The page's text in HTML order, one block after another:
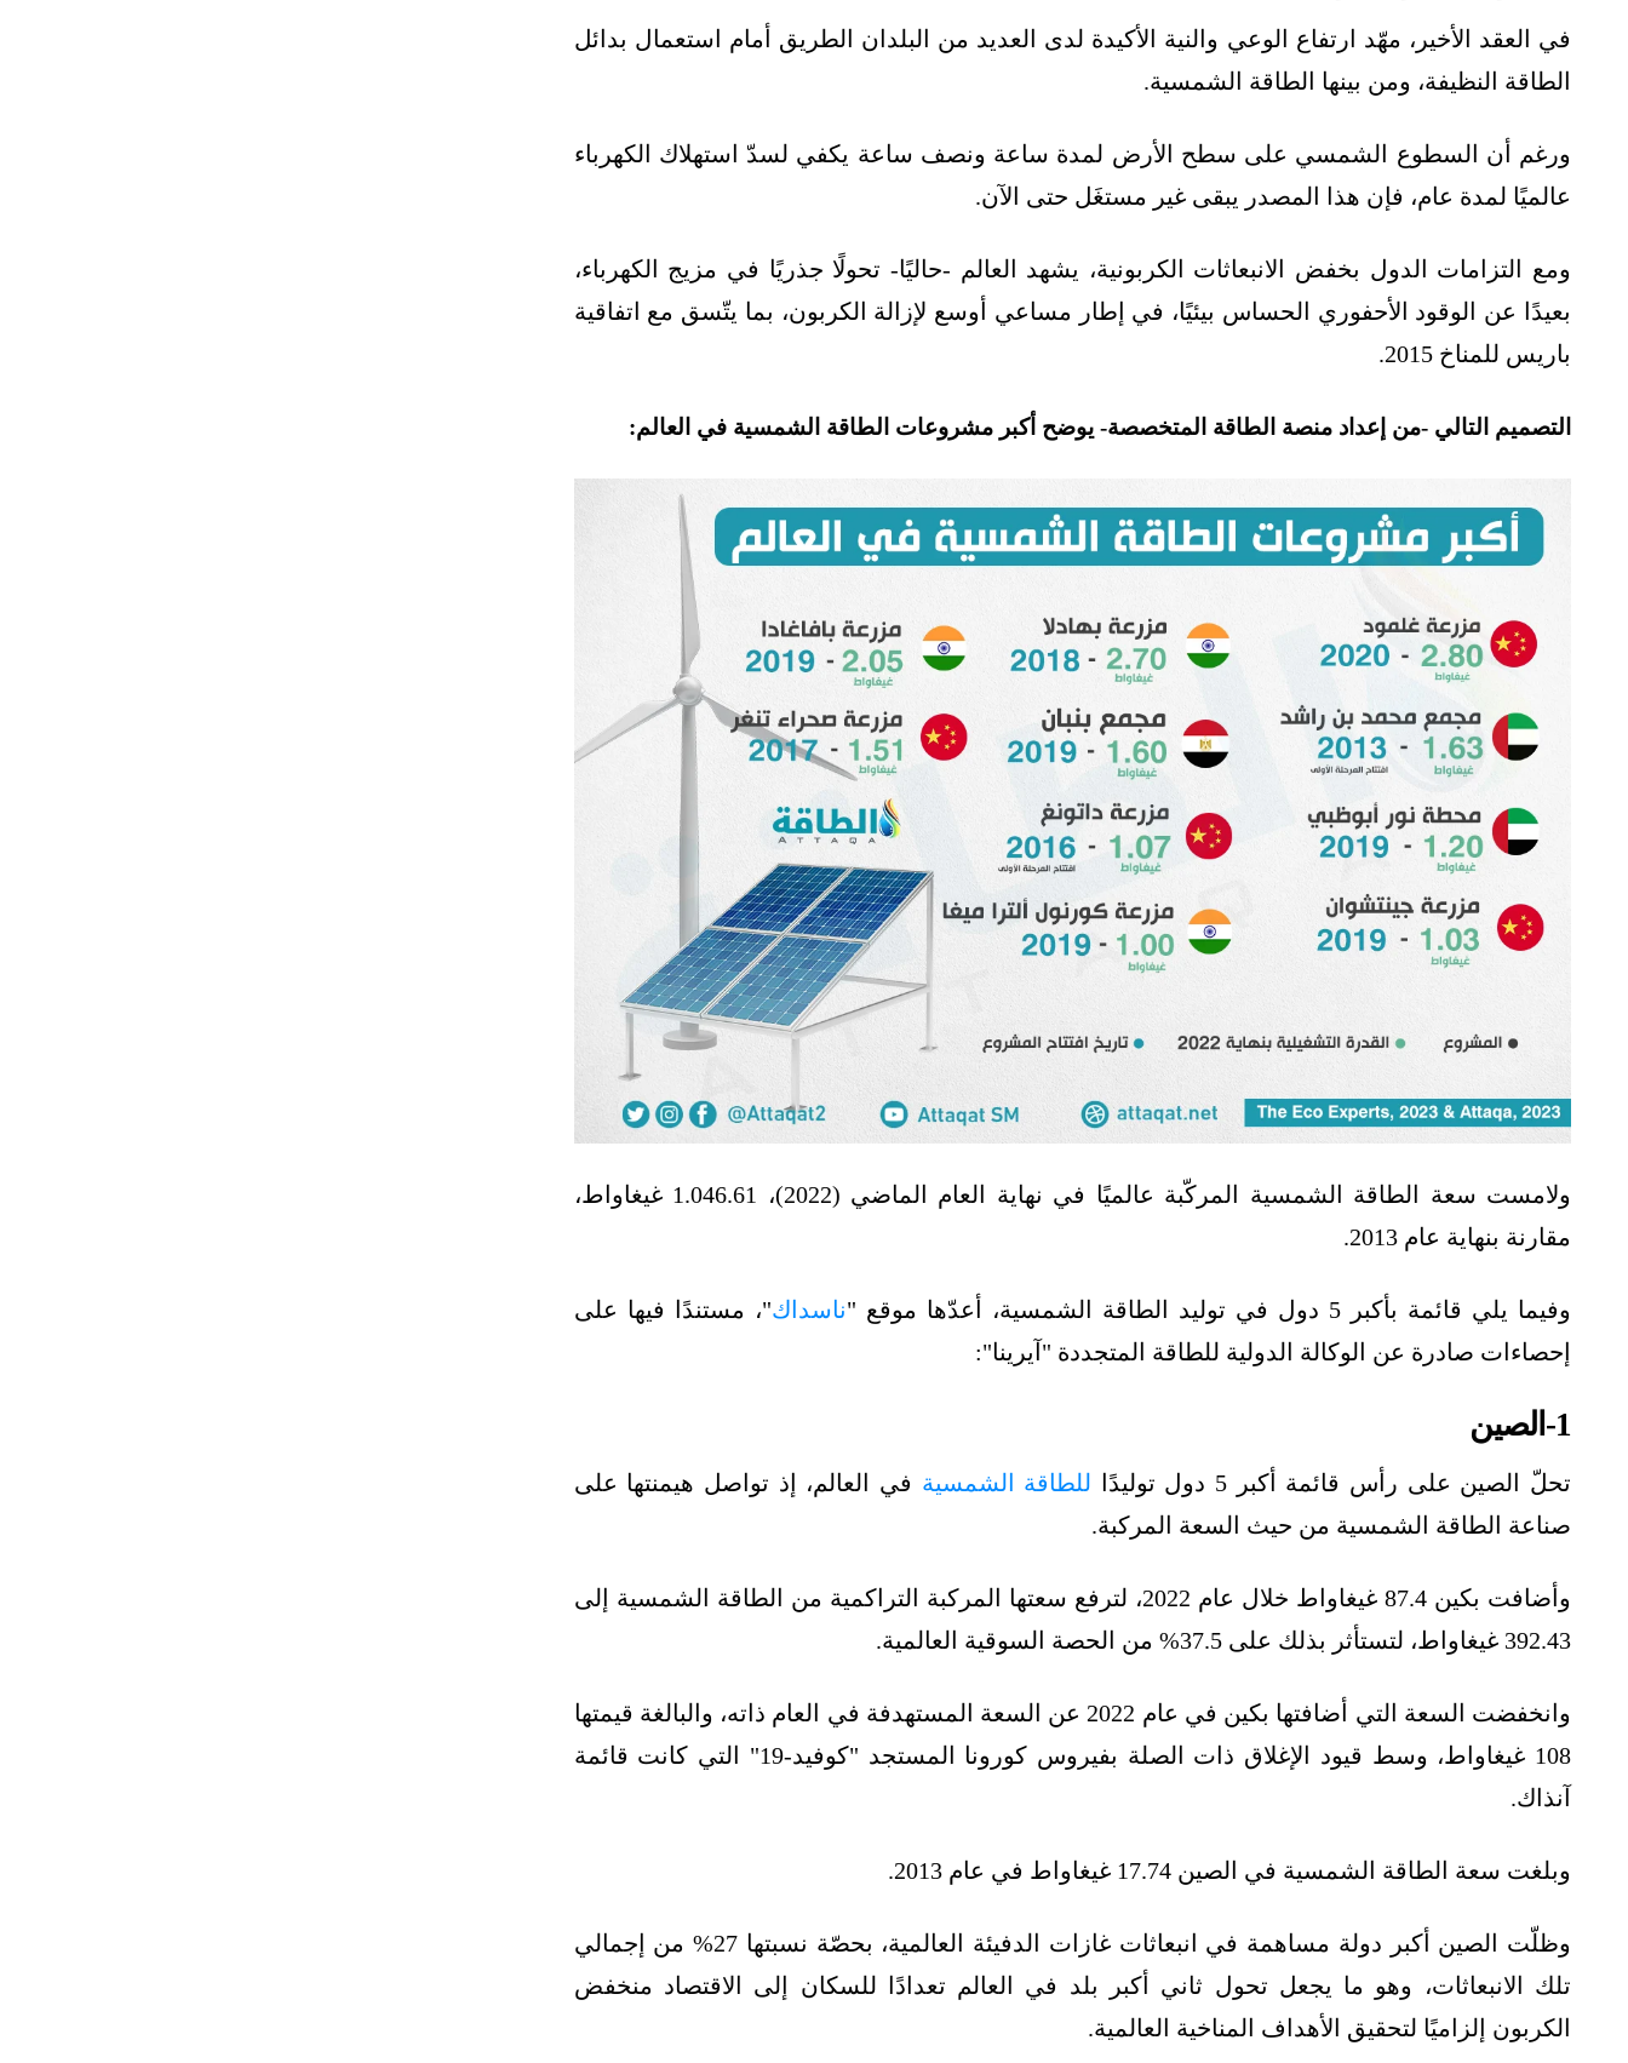
في العقد الأخير، مهّد ارتفاع الوعي والنية الأكيدة لدى العديد من البلدان الطريق أمام استعمال بدائل
الطاقة النظيفة، ومن بينها الطاقة الشمسية.
ورغم أن السطوع الشمسي على سطح الأرض لمدة ساعة ونصف ساعة يكفي لسدّ استهلاك الكهرباء
عالميًا لمدة عام، فإن هذا المصدر يبقى غير مستغَل حتى الآن.
ومع التزامات الدول بخفض الانبعاثات الكربونية، يشهد العالم -حاليًا- تحولًا جذريًا في مزيج الكهرباء،
بعيدًا عن الوقود الأحفوري الحساس بيئيًا، في إطار مساعي أوسع لإزالة الكربون، بما يتّسق مع اتفاقية
باريس للمناخ 2015.
التصميم التالي -من إعداد منصة الطاقة المتخصصة- يوضح أكبر مشروعات الطاقة الشمسية في العالم:
ولامست سعة الطاقة الشمسية المركّبة عالميًا في نهاية العام الماضي (2022)، 1.046.61 غيغاواط،
مقارنة بنهاية عام 2013.
وفيما يلي قائمة بأكبر 5 دول في توليد الطاقة الشمسية، أعدّها موقع " ناسداك"، مستندًا فيها على
إحصاءات صادرة عن الوكالة الدولية للطاقة المتجددة "آيرينا":
1-الصين
تحلّ الصين على رأس قائمة أكبر 5 دول توليدًا للطاقة الشمسية في العالم، إذ تواصل هيمنتها على
صناعة الطاقة الشمسية من حيث السعة المركبة.
وأضافت بكين 87.4 غيغاواط خلال عام 2022، لترفع سعتها المركبة التراكمية من الطاقة الشمسية إلى
392.43 غيغاواط، لتستأثر بذلك على 37.5% من الحصة السوقية العالمية.
وانخفضت السعة التي أضافتها بكين في عام 2022 عن السعة المستهدفة في العام ذاته، والبالغة قيمتها
108 غيغاواط، وسط قيود الإغلاق ذات الصلة بفيروس كورونا المستجد "كوفيد-19" التي كانت قائمة
آنذاك.
وبلغت سعة الطاقة الشمسية في الصين 17.74 غيغاواط في عام 2013.
وظلّت الصين أكبر دولة مساهمة في انبعاثات غازات الدفيئة العالمية، بحصّة نسبتها 27% من إجمالي
تلك الانبعاثات، وهو ما يجعل تحول ثاني أكبر بلد في العالم تعدادًا للسكان إلى الاقتصاد منخفض
الكربون إلزاميًا لتحقيق الأهداف المناخية العالمية.